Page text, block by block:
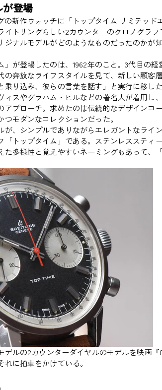
が登場
の新作ウォッチに「トップタイム リミテッド
イトリングらしい2カウンターのクロノグラ
ジナルモデルがどのようなものだったのかが
が登場したのは、1962年のこと。3代目の
の奔放なライフスタイルを見て、新しい顧客
り込み、彼らの言葉を話す」と実行に移した
スやグラハム・ヒルなどの著名人が着用し
アプローチ。求めたのは伝統的なデザインコ
モダンなコレクションだった。
、シンプルでありながらエレガントなライ
「トップタイム」である。ステンレススティ
た多様性と覚えやすいネーミングもあって、
ルの2カウンターダイヤルのモデルを映画
に拍車をかけている。